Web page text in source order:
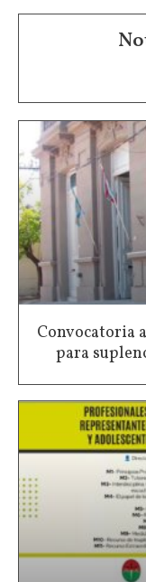
Convocatoria
para